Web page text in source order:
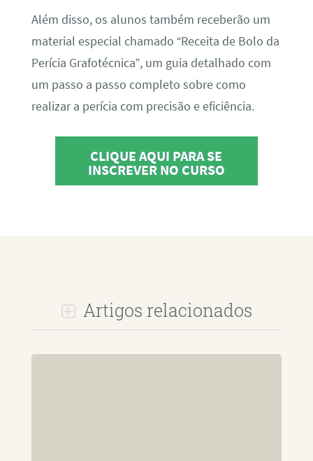
Além disso, os alunos também receberão um
material especial chamado “Receita de Bolo da
Perícia Grafotécnica”, um guia detalhado com
um passo a passo completo sobre como
realizar a perícia com precisão e eficiência.
CLIQUE AQUI PARA SE
INSCREVER NO CURSO
Artigos relacionados